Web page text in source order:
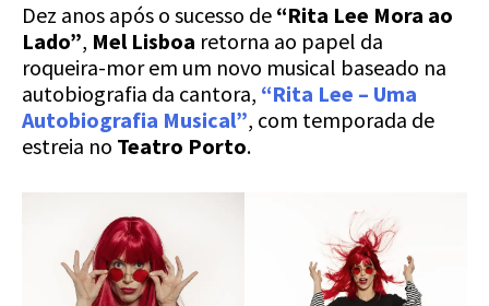
Dez anos após o sucesso de “Rita Lee Mora ao
Lado”, Mel Lisboa retorna ao papel da
roqueira-mor em um novo musical baseado na
autobiografia da cantora, “Rita Lee – Uma
Autobiografia Musical”, com temporada de
estreia no Teatro Porto.